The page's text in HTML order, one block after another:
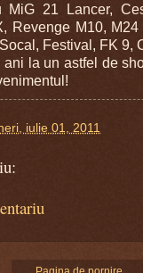
MiG 21 Lancer,
Revenge M10,
Festival, FK 9,
ani la un astfel de
iulie 01, 2011